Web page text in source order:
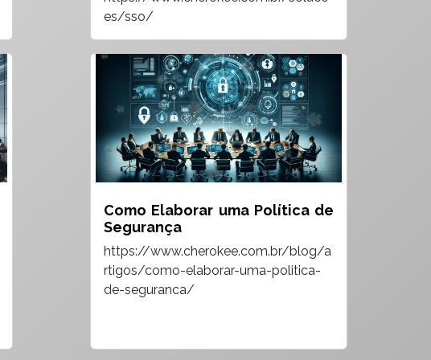
es/sso/
Como Elaborar uma Política de
Segurança
https://www.cherokee.com.br/blog/a
rtigos/como-elaborar-uma-politica-
de-seguranca/